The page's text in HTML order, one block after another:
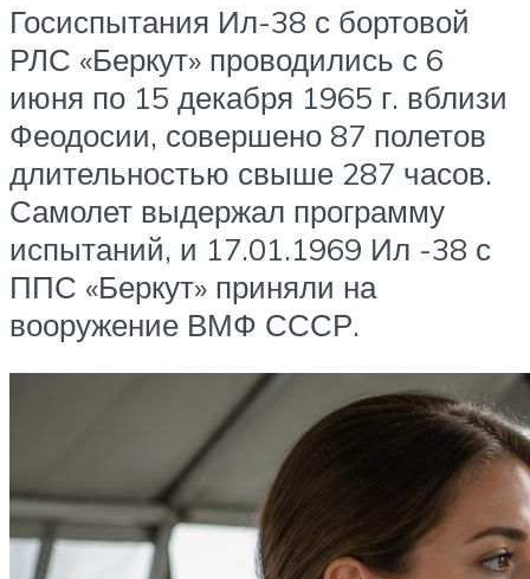
Госиспытания Ил-38 с бортовой
РЛС «Беркут» проводились с 6
июня по 15 декабря 1965 г. вблизи
Феодосии, совершено 87 полетов
длительностью свыше 287 часов.
Самолет выдержал программу
испытаний, и 17.01.1969 Ил -38 с
ППС «Беркут» приняли на
вооружение ВМФ СССР.